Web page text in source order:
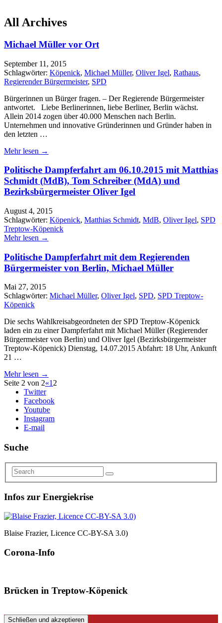
All Archives
Michael Müller vor Ort
September 11, 2015
Schlagwörter: Köpenick, Michael Müller, Oliver Igel, Rathaus,
Regierender Bürgermeister, SPD
Bürgerinnen un Bürger fragen. – Der Regierende Bürgermeister
antwortet. Liebe Berlinerinnen, liebe Berliner, Berlin wächst.
Allein 2014 zogen über 40.000 Menschen nach Berlin.
Unternehmen und innovative Gründerinnen und Gründer haben in
den letzten …
Mehr lesen →
Politische Dampferfahrt am 06.10.2015 mit Matthias
Schmidt (MdB), Tom Schreiber (MdA) und
Bezirksbürgermeister Oliver Igel
August 4, 2015
Schlagwörter: Köpenick, Matthias Schmidt, MdB, Oliver Igel, SPD
Treptow-Köpenick
Mehr lesen →
Politische Dampferfahrt mit dem Regierenden
Bürgermeister von Berlin, Michael Müller
Mai 27, 2015
Schlagwörter: Michael Müller, Oliver Igel, SPD, SPD Treptow-
Köpenick
Die sechs Wahlkreisabgeordneten der SPD Treptow-Köpenick
laden ein zu einer Dampferfahrt mit Michael Müller (Regierender
Bürgermeister von Berlin) und Oliver Igel (Bezirksbürgermeister
Treptow-Köpenick) Dienstag, 14.07.2015 Abfahrt: 18 Uhr, Ankunft
21 …
Mehr lesen →
Seite 2 von 2«12
Twitter
Facebook
Youtube
Instagram
E-mail
Suche
Infos zur Energiekrise
Blaise Frazier, Licence CC-BY-SA 3.0)
Corona-Info
Brücken in Treptow-Köpenick